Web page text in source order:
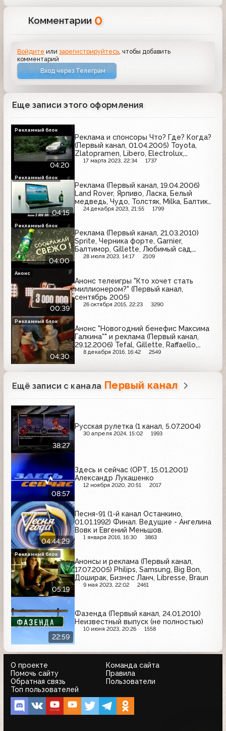
Комментарии 0
Войдите илизарегистрируйтесь , чтобы добавить
комментарий
Вход через Телеграм
Еще записи этого оформления
04:20
Реклама и спонсоры Что? Где? Когда?
(Первый канал, 01.04.2005) Toyota,
Zlatopramen, Libero, Electrolux,
Head&Shoulders, Nokia, Лукойл, Охота
17 марта 2023, 22:34 1737
Рекламный блок
04:15
Реклама (Первый канал, 19.04.2006)
Land Rover, Ярпиво, Ласка, Белый
медведь, Чудо, Толстяк, Milka, Балтика,
AOS, Gillette, Арсенальное, Ford,
24 декабря 2023, 21:55 1799
Рекламный блок
04:00
Реклама (Первый канал, 21.03.2010)
Sprite, Черника форте, Garnier,
Балтимор, Gillette, Любимый сад,
Лесной бальзам, Tide, Имунеле, Vichy,
28 июля 2023, 14:17 2109
Рекламный блок
00:39
Анонс телеигры "Кто хочет стать
миллионером?" (Первый канал,
сентябрь 2005)
26 октября 2015, 22:23 3290
Анонс
04:30
Анонс "Новогодний бенефис Максима
Галкина*" и реклама (Первый канал,
29.12.2006) Tefal, Gillette, Raffaello,
Русский фейерверк, Балтимор, Visa
8 декабря 2016, 16:42 2549
Рекламный блок
Ещё записи с канала Первый канал
38:27
Русская рулетка (1 канал, 5.07.2004)
30 апреля 2024, 15:02 1993
08:57
Здесь и сейчас (ОРТ, 15.01.2001)
Александр Лукашенко
12 ноября 2020, 20:51 2017
04:44:29
Песня-91 (1-й канал Останкино,
01.01.1992) Финал. Ведущие - Ангелина
Вовк и Евгений Меньшов.
1 января 2016, 16:30 3863
05:19
Анонсы и реклама (Первый канал,
17.07.2005) Philips, Samsung, Big Bon,
Доширак, Бизнес Ланч, Libresse, Braun
9 мая 2023, 22:02 2461
Рекламный блок
22:59
Фазенда (Первый канал, 24.01.2010)
Неизвестный выпуск (не полностью)
10 июня 2023, 20:26 1558
О проекте
Команда сайта
Помочь сайту
Правила
Обратная связь
Пользователи
Топ пользователей